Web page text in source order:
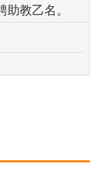
教乙名。